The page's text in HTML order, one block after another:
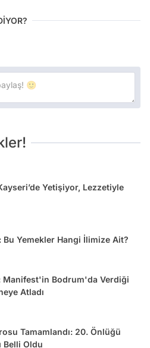
Yetişiyor, Lezzetiyle
Bu Yemekler Hangi İlimize Ait?
Manifest'in Bodrum'da Verdiği
Atladı
Tamamlandı: 20. Önlüğü
Belli Oldu